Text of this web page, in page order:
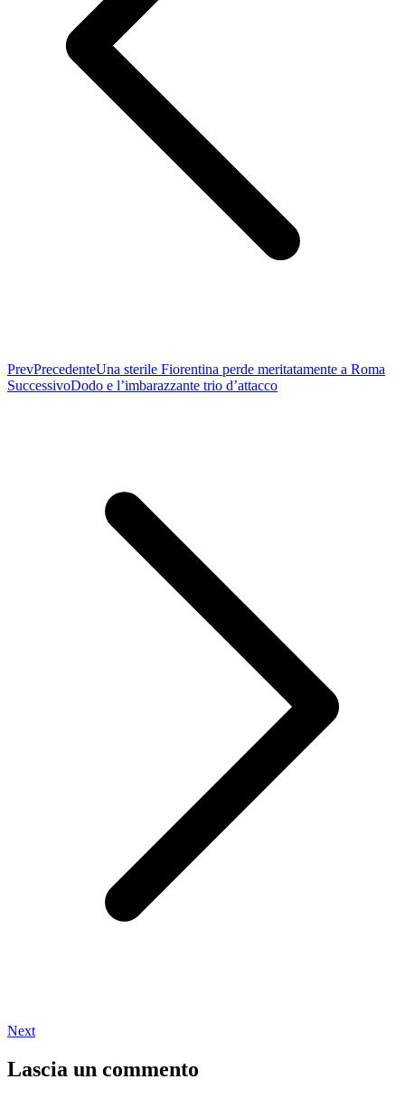
PrevPrecedenteUna sterile Fiorentina perde meritatamente a Roma
SuccessivoDodo e l’imbarazzante trio d’attacco
Next
Lascia un commento